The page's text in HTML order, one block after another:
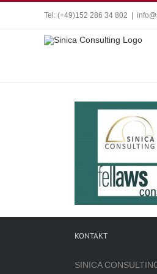
springen
Tel: (+49)152 286 34 802
KONTAKT
SINICA